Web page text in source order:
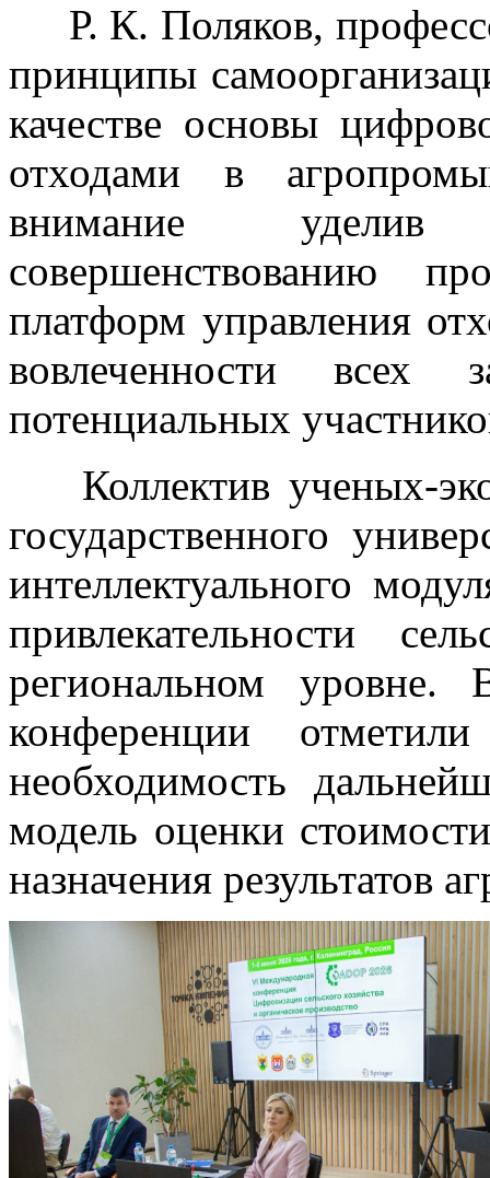
Р. К. Поляков,
принципы
качестве основы
отходами в
внимание уделив
совершенствованию
платформ управления
вовлеченности всех
потенциальных
Коллектив ученых-
государственного
интеллектуального
привлекательности
региональном уровне.
конференции отметили
необходимость
модель оценки
назначения результатов